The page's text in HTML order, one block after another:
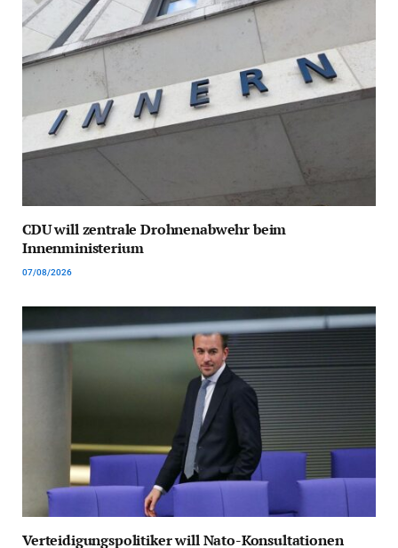
CDU will zentrale Drohnenabwehr beim
Innenministerium
07/08/2026
Verteidigungspolitiker will Nato-Konsultationen